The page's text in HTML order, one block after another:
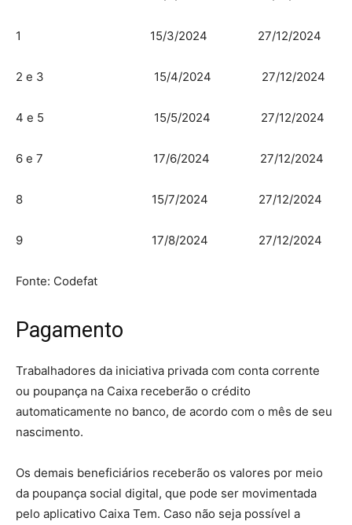
1 15/3/2024 27/12/2024
2 e 3 15/4/2024 27/12/2024
4 e 5 15/5/2024 27/12/2024
6 e 7 17/6/2024 27/12/2024
8 15/7/2024 27/12/2024
9 17/8/2024 27/12/2024
Fonte: Codefat
Pagamento
Trabalhadores da iniciativa privada com conta corrente
ou poupança na Caixa receberão o crédito
automaticamente no banco, de acordo com o mês de seu
nascimento.
Os demais beneficiários receberão os valores por meio
da poupança social digital, que pode ser movimentada
pelo aplicativo Caixa Tem. Caso não seja possível a